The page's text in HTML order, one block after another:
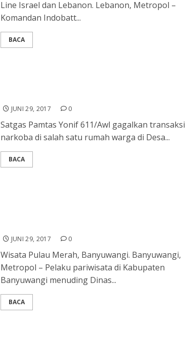
Line Israel dan Lebanon. Lebanon, Metropol –
Komandan Indobatt...
BACA
JUNI 29, 2017 0
Satgas Pamtas Yonif 611/Awl gagalkan transaksi
narkoba di salah satu rumah warga di Desa...
BACA
JUNI 29, 2017 0
Wisata Pulau Merah, Banyuwangi. Banyuwangi,
Metropol – Pelaku pariwisata di Kabupaten
Banyuwangi menuding Dinas...
BACA